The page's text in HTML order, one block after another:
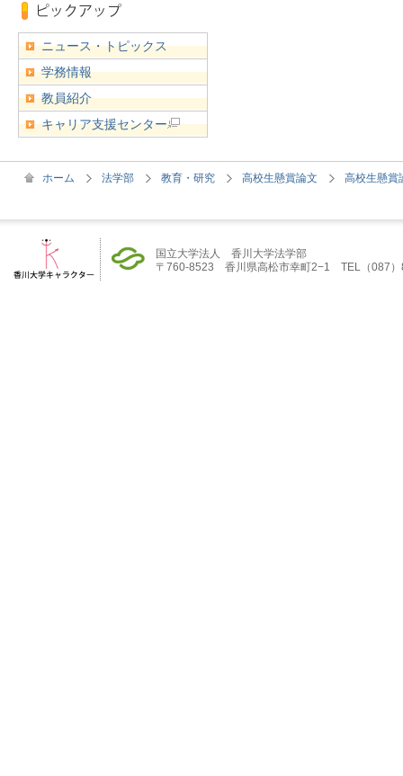
ニュース・トピックス
学務情報
教員紹介
キャリア支援センター
ホーム 法学部 教育・研究 高校生懸賞論文 高校生懸賞
国立大学法人 香川大学法学部
〒760-8523 香川県高松市幸町2−1 TEL（087）